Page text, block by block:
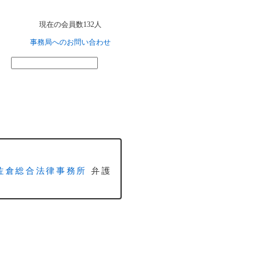
現在の会員数132人
事務局へのお問い合わせ
倉総合法律事務所
弁護